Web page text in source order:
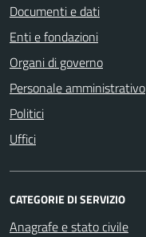
Documenti e dati
Enti e fondazioni
Organi di governo
Personale amministrativo
Politici
Uffici
CATEGORIE DI SERVIZIO
Anagrafe e stato civile